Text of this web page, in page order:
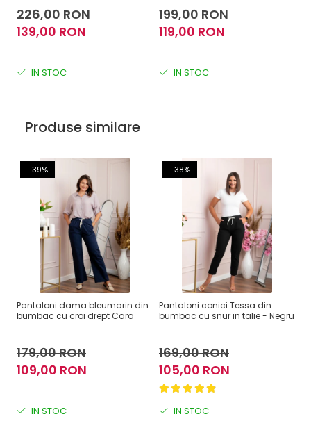
226,00 RON
139,00 RON
IN STOC
199,00 RON
119,00 RON
IN STOC
Produse similare
-39%
Pantaloni dama bleumarin din
bumbac cu croi drept Cara
179,00 RON
109,00 RON
IN STOC
-38%
Pantaloni conici Tessa din
bumbac cu snur in talie - Negru
169,00 RON
105,00 RON
IN STOC